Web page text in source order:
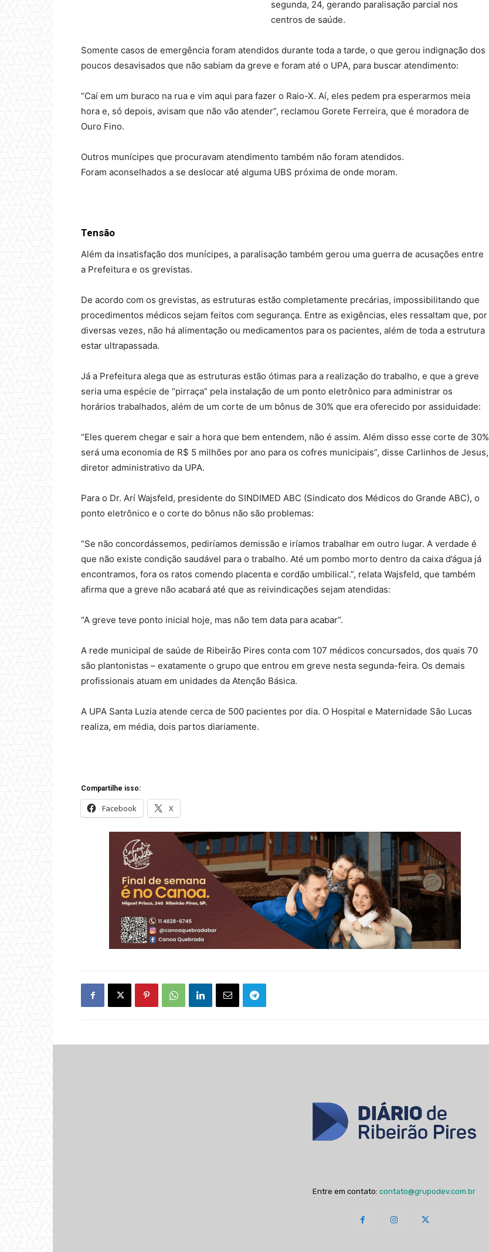
segunda, 24, gerando paralisação parcial nos
centros de saúde.
Somente casos de emergência foram atendidos durante toda a tarde, o que gerou indignação dos
poucos desavisados que não sabiam da greve e foram até o UPA, para buscar atendimento:
“Caí em um buraco na rua e vim aqui para fazer o Raio-X. Aí, eles pedem pra esperarmos meia
hora e, só depois, avisam que não vão atender”, reclamou Gorete Ferreira, que é moradora de
Ouro Fino.
Outros munícipes que procuravam atendimento também não foram atendidos.
Foram aconselhados a se deslocar até alguma UBS próxima de onde moram.
Tensão
Além da insatisfação dos munícipes, a paralisação também gerou uma guerra de acusações entre
a Prefeitura e os grevistas.
De acordo com os grevistas, as estruturas estão completamente precárias, impossibilitando que
procedimentos médicos sejam feitos com segurança. Entre as exigências, eles ressaltam que, por
diversas vezes, não há alimentação ou medicamentos para os pacientes, além de toda a estrutura
estar ultrapassada.
Já a Prefeitura alega que as estruturas estão ótimas para a realização do trabalho, e que a greve
seria uma espécie de “pirraça” pela instalação de um ponto eletrônico para administrar os
horários trabalhados, além de um corte de um bônus de 30% que era oferecido por assiduidade:
“Eles querem chegar e sair a hora que bem entendem, não é assim. Além disso esse corte de 30%
será uma economia de R$ 5 milhões por ano para os cofres municipais”, disse Carlinhos de Jesus,
diretor administrativo da UPA.
Para o Dr. Arí Wajsfeld, presidente do SINDIMED ABC (Sindicato dos Médicos do Grande ABC), o
ponto eletrônico e o corte do bônus não são problemas:
“Se não concordássemos, pediríamos demissão e iríamos trabalhar em outro lugar. A verdade é
que não existe condição saudável para o trabalho. Até um pombo morto dentro da caixa d’água já
encontramos, fora os ratos comendo placenta e cordão umbilical.”, relata Wajsfeld, que também
afirma que a greve não acabará até que as reivindicações sejam atendidas:
“A greve teve ponto inicial hoje, mas não tem data para acabar”.
A rede municipal de saúde de Ribeirão Pires conta com 107 médicos concursados, dos quais 70
são plantonistas – exatamente o grupo que entrou em greve nesta segunda-feira. Os demais
profissionais atuam em unidades da Atenção Básica.
A UPA Santa Luzia atende cerca de 500 pacientes por dia. O Hospital e Maternidade São Lucas
realiza, em média, dois partos diariamente.
Compartilhe isso:
Facebook X
Entre em contato: contato@grupodev.com.br